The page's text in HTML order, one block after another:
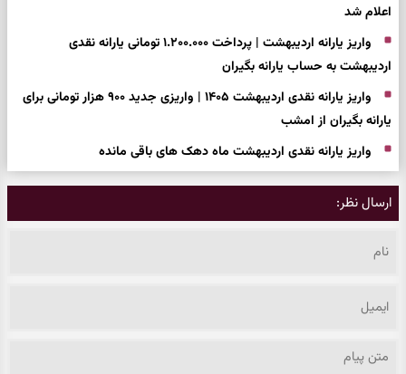
اعلام شد
واریز یارانه اردیبهشت | پرداخت ۱.۲۰۰.۰۰۰ تومانی یارانه نقدی
اردیبهشت به حساب یارانه بگیران
واریز یارانه نقدی اردیبهشت ۱۴۰۵ | واریزی جدید ۹۰۰ هزار تومانی برای
یارانه بگیران از امشب
واریز یارانه نقدی اردیبهشت ماه دهک های باقی مانده
ارسال نظر: